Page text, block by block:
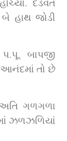
દંડવત
હાથ જોડી
બાપજી
આનંદમાં તો છે
ગળગળા
ઝળઝળિયાં